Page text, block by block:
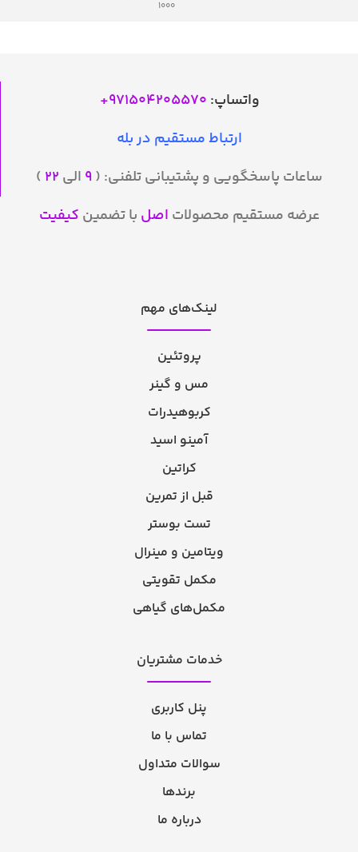
1000
واتساپ: 971504205570
+
ارتباط مستقیم در بله
ساعات پاسخگویی و پشتیبانی تلفنی: ( ۹ الی ۲۲ )
عرضه مستقیم محصولات اصل با تضمین کیفیت
لینک‌های مهم
پروتئین
مس و گینر
کربوهیدرات
آمینو اسید
کراتین
قبل از تمرین
تست بوستر
ویتامین و مینرال
مکمل تقویتی
مکمل‌های گیاهی
خدمات مشتریان
پنل کاربری
تماس با ما
سوالات متداول
برندها
درباره ما